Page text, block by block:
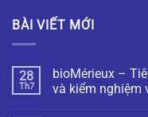
BÀI VIẾT MỚI
28
Th7
bioMérieux –
và kiểm nghiệm